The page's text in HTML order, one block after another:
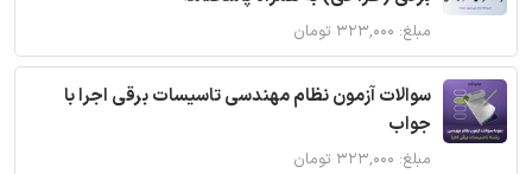
مبلغ: ۳۲۳,۰۰۰ تومان
سوالات آزمون نظام مهندسی تاسیسات برقی اجرا با
جواب
مبلغ: ۳۲۳,۰۰۰ تومان